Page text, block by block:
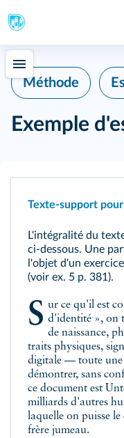
Méthode
Exemple
Texte‑support
L'intégralité du
ci‑dessous. Une
l'objet d'un
(voir ex. 5 p. 381).
Sur ce qu'il est convenu d'appeler « une pièce d'identité », on
de naissance,
traits physiques,
digitale — toute
démontrer, sans
ce document est
milliards d'autres
laquelle on puisse
frère jumeau.